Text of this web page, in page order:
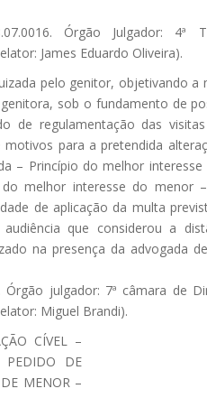
Órgão Julgador: 4ª
James Eduardo Oliveira).
pelo genitor, objetivando
sob o fundamento de
de regulamentação das
para a pretendida
– Princípio do melhor
melhor interesse do menor
de aplicação da multa
que considerou a
na presença da advogada
Órgão julgador: 7ª câmara de
Miguel Brandi).
CÍVEL –
PEDIDO DE
MENOR –